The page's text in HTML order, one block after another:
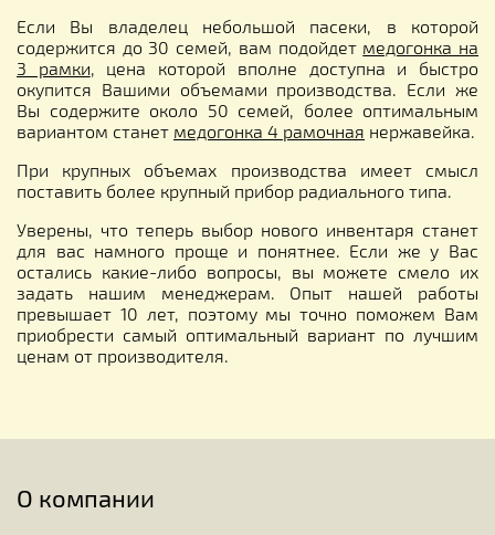
Если Вы владелец небольшой пасеки, в которой
содержится до 30 семей, вам подойдет медогонка на
3 рамки, цена которой вполне доступна и быстро
окупится Вашими объемами производства. Если же
Вы содержите около 50 семей, более оптимальным
вариантом станет медогонка 4 рамочная нержавейка.
При крупных объемах производства имеет смысл
поставить более крупный прибор радиального типа.
Уверены, что теперь выбор нового инвентаря станет
для вас намного проще и понятнее. Если же у Вас
остались какие-либо вопросы, вы можете смело их
задать нашим менеджерам. Опыт нашей работы
превышает 10 лет, поэтому мы точно поможем Вам
приобрести самый оптимальный вариант по лучшим
ценам от производителя.
О компании